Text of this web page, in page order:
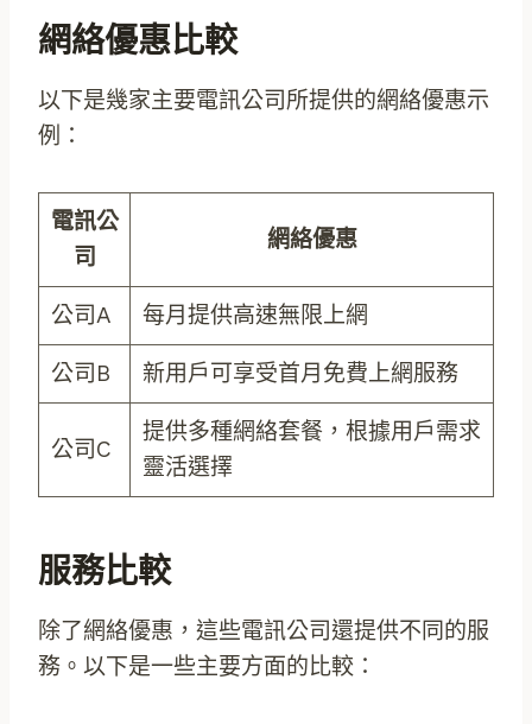
網絡優惠比較
以下是幾家主要電訊公司所提供的網絡優惠示
例：
電訊公
司
網絡優惠
公司A 每月提供高速無限上網
公司B 新用戶可享受首月免費上網服務
公司C
提供多種網絡套餐，根據用戶需求
靈活選擇
服務比較
除了網絡優惠，這些電訊公司還提供不同的服
務。以下是一些主要方面的比較：